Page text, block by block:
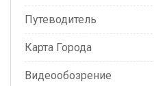
Путеводитель
Карта Города
Видеообозрение